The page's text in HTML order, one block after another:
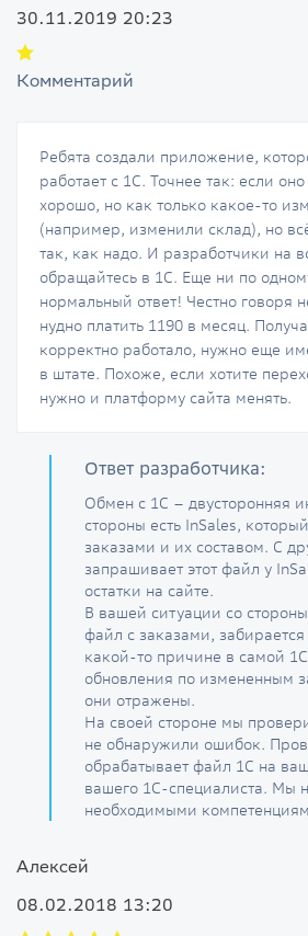
30.11.2019 20:23
Комментарий
Ребята создали приложение,
работает с 1С. Точнее так: если
хорошо, но как только какое-то
(например, изменили склад), но
так, как надо. И разработчики на
обращайтесь в 1С. Еще ни по
нормальный ответ! Честно говоря
нудно платить 1190 в месяц.
корректно работало, нужно еще
в штате. Похоже, если хотите
нужно и платформу сайта менять.
Ответ разработчика:
Обмен с 1С – двусторонняя
стороны есть InSales,
заказами и их составом. С
запрашивает этот файл у
остатки на сайте.
В вашей ситуации со
файл с заказами,
какой-то причине в самой
обновления по измененным
они отражены.
На своей стороне мы
не обнаружили ошибок.
обрабатывает файл 1С на
вашего 1С-специалиста. Мы
необходимыми
Алексей
08.02.2018 13:20